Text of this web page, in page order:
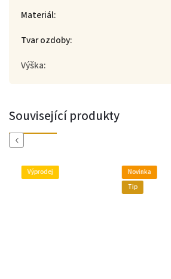
Materiál:
Tvar ozdoby:
Výška:
Související produkty
Previous
Výprodej
Novinka
Tip